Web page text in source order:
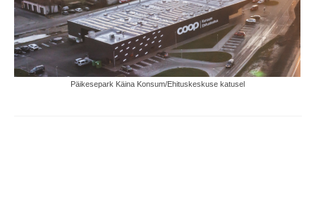
Päikesepark Käina Konsum/Ehituskeskuse katusel